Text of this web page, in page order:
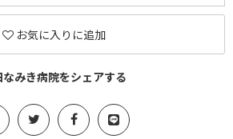
お気に入りに追加
なみき病院をシェアする